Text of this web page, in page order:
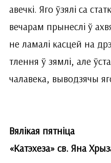
авечкі. Яго ўзялі са
вечарам прынеслі ў
не ламалі касцей на
тлення ў зямлі, але
чалавека, выводзячы
Вялікая пятніца
«Катэхеза» св. Яна